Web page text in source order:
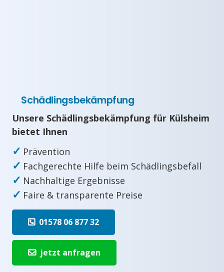
Schädlingsbekämpfung
Unsere Schädlingsbekämpfung für Külsheim
bietet Ihnen
✓ Prävention
✓ Fachgerechte Hilfe beim Schädlingsbefall
✓ Nachhaltige Ergebnisse
✓ Faire & transparente Preise
01578 06 877 32
jetzt anfragen